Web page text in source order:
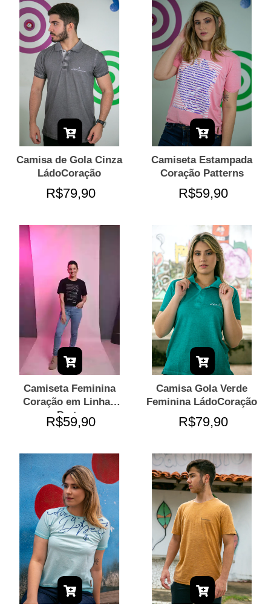
Camisa de Gola Cinza
LádoCoração
R$79,90
Camiseta Estampada
Coração Patterns
R$59,90
Camiseta Feminina
Coração em Linhas
Preta
R$59,90
Camisa Gola Verde
Feminina LádoCoração
R$79,90